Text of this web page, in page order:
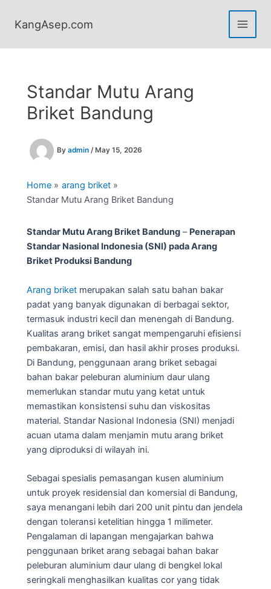
KangAsep.com
Standar Mutu Arang
Briket Bandung
By admin / May 15, 2026
Home
arang briket
Standar Mutu Arang Briket Bandung
Standar Mutu Arang Briket Bandung – Penerapan
Standar Nasional Indonesia (SNI) pada Arang
Briket Produksi Bandung
Arang briket merupakan salah satu bahan bakar
padat yang banyak digunakan di berbagai sektor,
termasuk industri kecil dan menengah di Bandung.
Kualitas arang briket sangat mempengaruhi efisiensi
pembakaran, emisi, dan hasil akhir proses produksi.
Di Bandung, penggunaan arang briket sebagai
bahan bakar peleburan aluminium daur ulang
memerlukan standar mutu yang ketat untuk
memastikan konsistensi suhu dan viskositas
material. Standar Nasional Indonesia (SNI) menjadi
acuan utama dalam menjamin mutu arang briket
yang diproduksi di wilayah ini.
Sebagai spesialis pemasangan kusen aluminium
untuk proyek residensial dan komersial di Bandung,
saya menangani lebih dari 200 unit pintu dan jendela
dengan toleransi ketelitian hingga 1 milimeter.
Pengalaman di lapangan mengajarkan bahwa
penggunaan briket arang sebagai bahan bakar
peleburan aluminium daur ulang di bengkel lokal
seringkali menghasilkan kualitas cor yang tidak